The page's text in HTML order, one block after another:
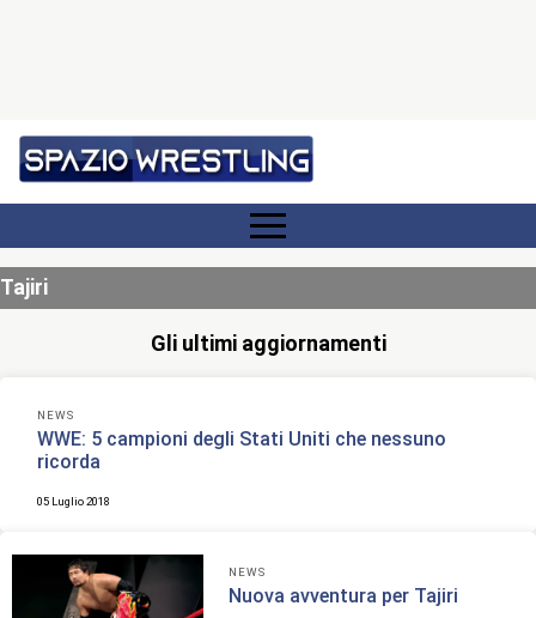
Tajiri
Gli ultimi aggiornamenti
NEWS
WWE: 5 campioni degli Stati Uniti che nessuno
ricorda
05 Luglio 2018
NEWS
Nuova avventura per Tajiri